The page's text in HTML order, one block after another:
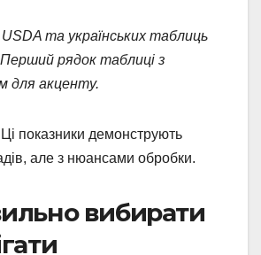
USDA та українських таблиць
Перший рядок таблиці з
для акценту.
Ці показники демонструють
але з нюансами обробки.
вибирати